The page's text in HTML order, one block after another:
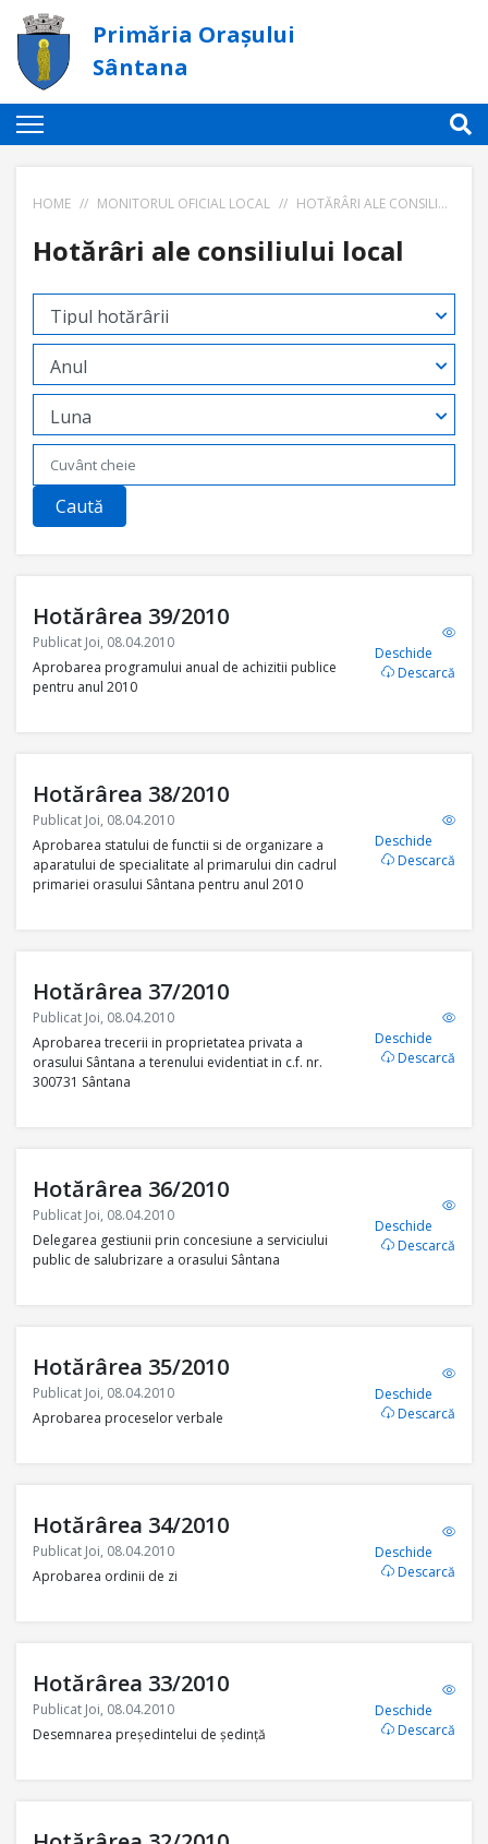
Primăria Orașului
Sântana
HOME // MONITORUL OFICIAL LOCAL // HOTĂRÂRI ALE CONSILIULUI LOCAL
Hotărâri ale consiliului local
Caută
Hotărârea 39/2010
Publicat Joi, 08.04.2010
Aprobarea programului anual de achizitii publice
pentru anul 2010
Deschide
Descarcă
Hotărârea 38/2010
Publicat Joi, 08.04.2010
Aprobarea statului de functii si de organizare a
aparatului de specialitate al primarului din cadrul
primariei orasului Sântana pentru anul 2010
Deschide
Descarcă
Hotărârea 37/2010
Publicat Joi, 08.04.2010
Aprobarea trecerii in proprietatea privata a
orasului Sântana a terenului evidentiat in c.f. nr.
300731 Sântana
Deschide
Descarcă
Hotărârea 36/2010
Publicat Joi, 08.04.2010
Delegarea gestiunii prin concesiune a serviciului
public de salubrizare a orasului Sântana
Deschide
Descarcă
Hotărârea 35/2010
Publicat Joi, 08.04.2010
Aprobarea proceselor verbale
Deschide
Descarcă
Hotărârea 34/2010
Publicat Joi, 08.04.2010
Aprobarea ordinii de zi
Deschide
Descarcă
Hotărârea 33/2010
Publicat Joi, 08.04.2010
Desemnarea preşedintelui de şedinţă
Deschide
Descarcă